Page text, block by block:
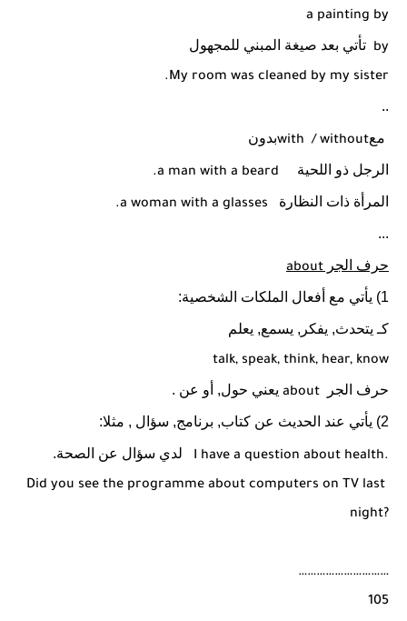
a painting by
by تأتي بعد صيغة المبني للمجهول
My room was cleaned by my sister.
..
مع with / without بدون
الرجل ذو اللحية a man with a beard.
المرأة ذات النظارة a woman with a glasses.
...
حرف الجر about
1) يأتي مع أفعال الملكات الشخصية:
كـ يتحدث, يفكر, يسمع, يعلم
talk, speak, think, hear, know
حرف الجر about يعني حول, أو عن .
2) يأتي عند الحديث عن كتاب, برنامج, سؤال , مثلا:
I have a question about health. لدي سؤال عن الصحة.
Did you see the programme about computers on TV last
night?
…………………………
105